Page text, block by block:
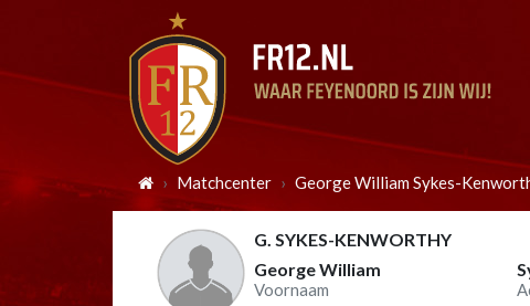
Matchcenter George William Sykes-
G. SYKES-KENWORTHY
George William
Voornaam